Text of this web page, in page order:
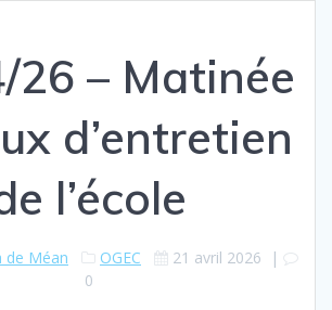
26 – Matinée
d’entretien
l’école
de Méan OGEC 21 avril 2026 |
0